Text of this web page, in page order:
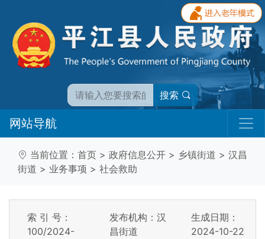
搜索
网站导航
当前位置： 首页 > 政府信息公开 > 乡镇街道 > 汉昌
街道 > 业务事项 > 社会救助
索 引 号：
100/2024-
发布机构：汉
昌街道
生成日期：
2024-10-22